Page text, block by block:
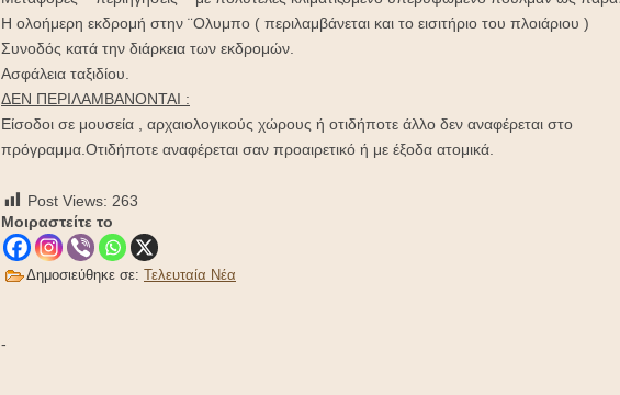
Η ολοήμερη εκδρομή στην ¨Ολυμπο ( περιλαμβάνεται και το εισιτήριο του πλοιάριου )
Συνοδός κατά την διάρκεια των εκδρομών.
Ασφάλεια ταξιδίου.
ΔΕΝ ΠΕΡΙΛΑΜΒΑΝΟΝΤΑΙ :
Είσοδοι σε μουσεία , αρχαιολογικούς χώρους ή οτιδήποτε άλλο δεν αναφέρεται στο
πρόγραμμα.Οτιδήποτε αναφέρεται σαν προαιρετικό ή με έξοδα ατομικά.
Post Views: 263
Μοιραστείτε το
Δημοσιεύθηκε σε: Τελευταία Νέα
-